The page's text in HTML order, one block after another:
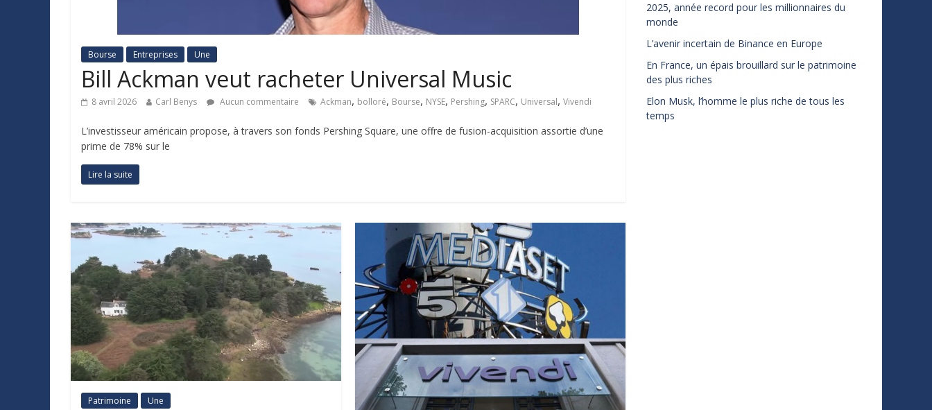
Bourse Entreprises Une
Bill Ackman veut racheter Universal Music
8 avril 2026 Carl Benys Aucun commentaire Ackman, bolloré, Bourse, NYSE, Pershing, SPARC, Universal, Vivendi
L’investisseur américain propose, à travers son fonds Pershing Square, une offre de fusion-acquisition assortie d’une
prime de 78% sur le
Lire la suite
Patrimoine Une
2025, année record pour les millionnaires du
monde
L’avenir incertain de Binance en Europe
En France, un épais brouillard sur le patrimoine
des plus riches
Elon Musk, l’homme le plus riche de tous les
temps